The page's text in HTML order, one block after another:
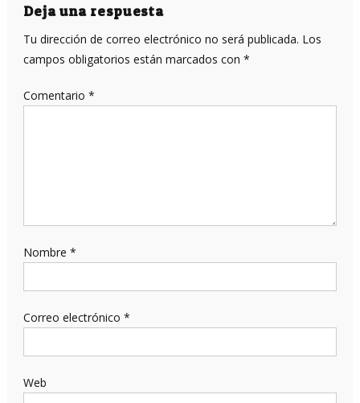
entradas
Deja una respuesta
Tu dirección de correo electrónico no será publicada. Los
campos obligatorios están marcados con *
Comentario *
Nombre *
Correo electrónico *
Web